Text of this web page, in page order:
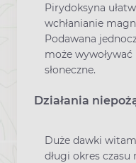
Pirydoksyna
wchłanianie
Podawana
może wywoływać
słoneczne.
Działania
Duże dawki
długi okres